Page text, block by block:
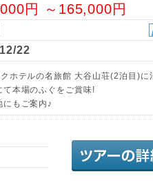
円 ～165,000円
22
ホテルの名旅館 大谷山荘(2泊目)に
本場のふぐをご賞味!
もご案内♪